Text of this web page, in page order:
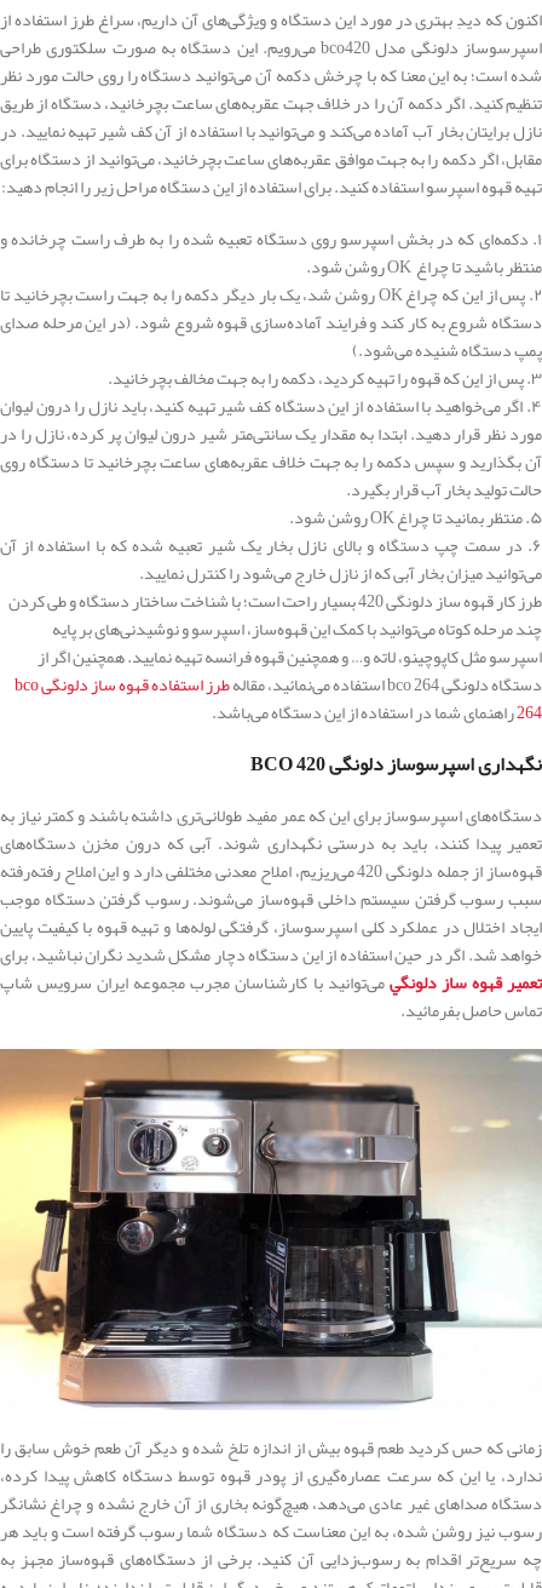
اکنون که دیدِ بهتری در مورد این دستگاه و ویژگی‌های آن داریم، سراغ طرز استفاده از
اسپرسوساز دلونگی مدل bco420 می‌رویم. این دستگاه به صورت سلکتوری طراحی
شده است؛ به این معنا که با چرخش دکمه آن می‌توانید دستگاه را روی حالت مورد نظر
تنظیم کنید. اگر دکمه آن را در خلاف جهت عقربه‌های ساعت بچرخانید، دستگاه از طریق
نازل برایتان بخار آب آماده می‌کند و می‌توانید با استفاده از آن کف شیر تهیه نمایید. در
مقابل، اگر دکمه را به جهت موافق عقربه‌های ساعت بچرخانید، می‌توانید از دستگاه برای
تهیه قهوه اسپرسو استفاده کنید. برای استفاده از این دستگاه مراحل زیر را انجام دهید:
۱. دکمه‌ای که در بخش اسپرسو روی دستگاه تعبیه شده را به طرف راست چرخانده و
منتظر باشید تا چراغ OK روشن شود.
۲. پس از این که چراغ OK روشن شد، یک بار دیگر دکمه را به جهت راست بچرخانید تا
دستگاه شروع به کار کند و فرایند آماده‌سازی قهوه شروع شود. (در این مرحله صدای
پمپ دستگاه شنیده می‌شود.)
۳. پس از این که قهوه را تهیه کردید، دکمه را به جهت مخالف بچرخانید.
۴. اگر می‌خواهید با استفاده از این دستگاه کف شیر تهیه کنید، باید نازل را درون لیوان
مورد نظر قرار دهید. ابتدا به مقدار یک سانتی‌متر شیر درون لیوان پر کرده، نازل را در
آن بگذارید و سپس دکمه را به جهت خلاف عقربه‌های ساعت بچرخانید تا دستگاه روی
حالت تولید بخار آب قرار بگیرد.
۵. منتظر بمانید تا چراغ OK روشن شود.
۶. در سمت چپ دستگاه و بالای نازل بخار یک شیر تعبیه شده که با استفاده از آن
می‌توانید میزان بخار آبی که از نازل خارج می‌شود را کنترل نمایید.
طرز کار قهوه ساز دلونگی 420 بسیار راحت است؛ با شناخت ساختار دستگاه و طی کردن
چند مرحله کوتاه می‌توانید با کمک این قهوه‌ساز، اسپرسو و نوشیدنی‌های بر پایه
اسپرسو مثل کاپوچینو، لاته و… و همچنین قهوه فرانسه تهیه نمایید. همچنین اگر از
دستگاه دلونگی bco 264 استفاده می‌نمائید، مقاله
طرز استفاده قهوه ساز دلونگی bco
264راهنمای شما در استفاده از این دستگاه می‌باشد.
نگهداری اسپرسوساز دلونگی 420 BCO
دستگاه‌های اسپرسوساز برای این که عمر مفید طولانی‌تری داشته باشند و کمتر نیاز به
تعمیر پیدا کنند، باید به درستی نگهداری شوند. آبی که درون مخزن دستگاه‌های
قهوه‌ساز از جمله دلونگی 420 می‌ریزیم، املاح معدنی مختلفی دارد و این املاح رفته‌رفته
سبب رسوب گرفتن سیستم داخلی قهوه‌ساز می‌شوند. رسوب گرفتن دستگاه موجب
ایجاد اختلال در عملکرد کلی اسپرسوساز، گرفتگی لوله‌ها و تهیه قهوه با کیفیت پایین
خواهد شد. اگر در حین استفاده از این دستگاه دچار مشکل شدید نگران نباشید، برای
تعمير قهوه ساز دلونگيمی‌توانید با کارشناسان مجرب مجموعه ایران سرویس شاپ
تماس حاصل بفرمائید.
زمانی که حس کردید طعم قهوه بیش از اندازه تلخ شده و دیگر آن طعم خوش سابق را
ندارد، یا این که سرعت عصاره‌گیری از پودر قهوه توسط دستگاه کاهش پیدا کرده،
دستگاه صداهای غیر عادی می‌دهد، هیچ‌گونه بخاری از آن خارج نشده و چراغ نشانگر
رسوب نیز روشن شده، به این معناست که دستگاه شما رسوب گرفته است و باید هر
چه سریع‌تر اقدام به رسوب‌زدایی آن کنید. برخی از دستگاه‌های قهوه‌ساز مجهز به